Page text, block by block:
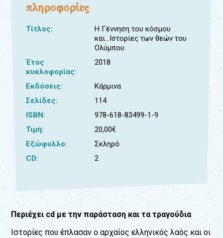
πληροφορίες
Τίτλος:
Η Γέννηση του κόσμου
και...Ιστορίες των θεών του
Ολύμπου
Έτος
κυκλοφορίας:
2018
Εκδόσεις:
Κάρμινα
Σελίδες:
114
ISBN:
978-618-83499-1-9
Τιμή:
20,00€
Εξώφυλλο:
Σκληρό
CD:
2
Περιέχει cd με την παράσταση και τα τραγούδια
Ιστορίες που έπλασαν ο αρχαίος ελληνικός λαός και οι
τους:
συλλόγους
παραγωγούς